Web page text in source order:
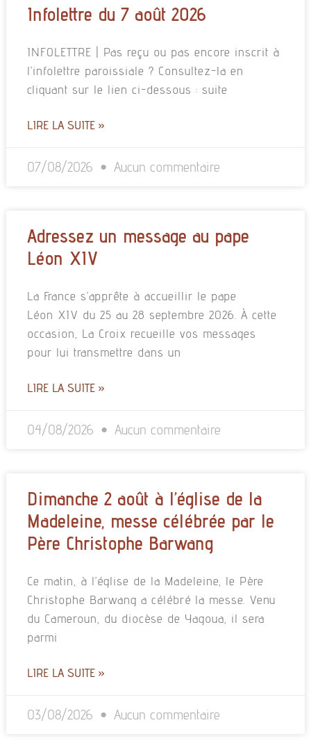
Infolettre du 7 août 2026
INFOLETTRE | Pas reçu ou pas encore inscrit à
l’infolettre paroissiale ? Consultez-la en
cliquant sur le lien ci-dessous : suite
LIRE LA SUITE »
07/08/2026 Aucun commentaire
Adressez un message au pape
Léon XIV
La France s’apprête à accueillir le pape
Léon XIV du 25 au 28 septembre 2026. À cette
occasion, La Croix recueille vos messages
pour lui transmettre dans un
LIRE LA SUITE »
04/08/2026 Aucun commentaire
Dimanche 2 août à l’église de la
Madeleine, messe célébrée par le
Père Christophe Barwang
Ce matin, à l’église de la Madeleine, le Père
Christophe Barwang a célébré la messe. Venu
du Cameroun, du diocèse de Yagoua, il sera
parmi
LIRE LA SUITE »
03/08/2026 Aucun commentaire